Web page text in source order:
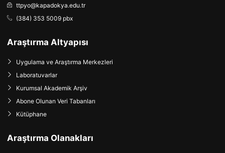
ttpyo@kapadokya.edu.tr
(384) 353 5009 pbx
Araştırma Altyapısı
Uygulama ve Araştırma Merkezleri
Laboratuvarlar
Kurumsal Akademik Arşiv
Abone Olunan Veri Tabanları
Kütüphane
Araştırma Olanakları